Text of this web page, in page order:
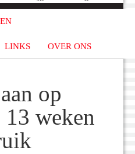
LINKS OVER ONS
op
weken